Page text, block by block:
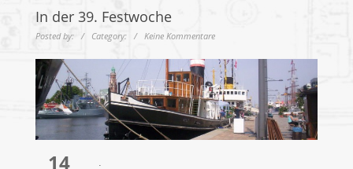
In der 39. Festwoche
Posted by: / Category: / Keine Kommentare
14 .